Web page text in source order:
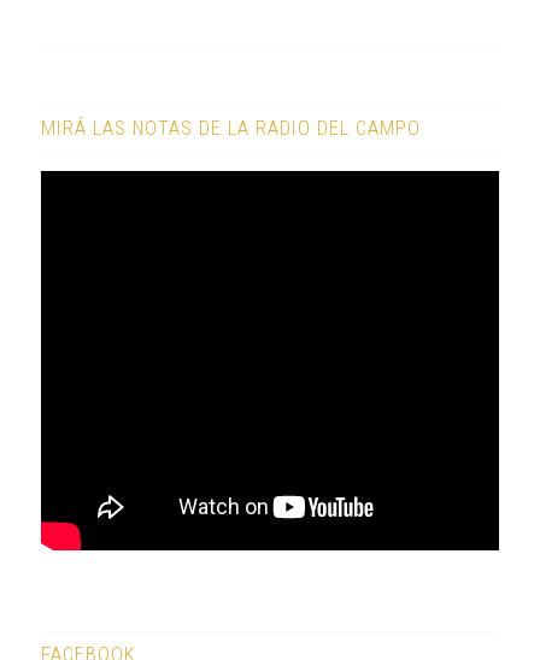
MIRÁ LAS NOTAS DE LA RADIO DEL CAMPO
FACEBOOK